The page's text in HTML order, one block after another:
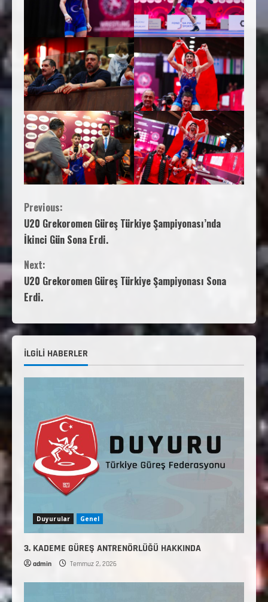
Previous:
U20 Grekoromen Güreş Türkiye Şampiyonası’nda
İkinci Gün Sona Erdi.
Next:
U20 Grekoromen Güreş Türkiye Şampiyonası Sona
Erdi.
İLGİLİ HABERLER
Duyurular Genel
3. KADEME GÜREŞ ANTRENÖRLÜĞÜ HAKKINDA
admin Temmuz 2, 2026